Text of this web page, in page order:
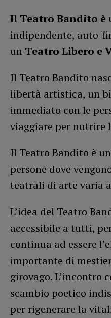
Il Teatro Bandito è
indipendente, auto-
un Teatro Libero e
Il Teatro Bandito
libertà artistica, un
immediato con le
viaggiare per nutrire
Il Teatro Bandito è
persone dove
teatrali di arte varia
L’idea del Teatro
accessibile a tutti,
continua ad essere
importante di
girovago. L’incontro
scambio poetico
per rigenerare la